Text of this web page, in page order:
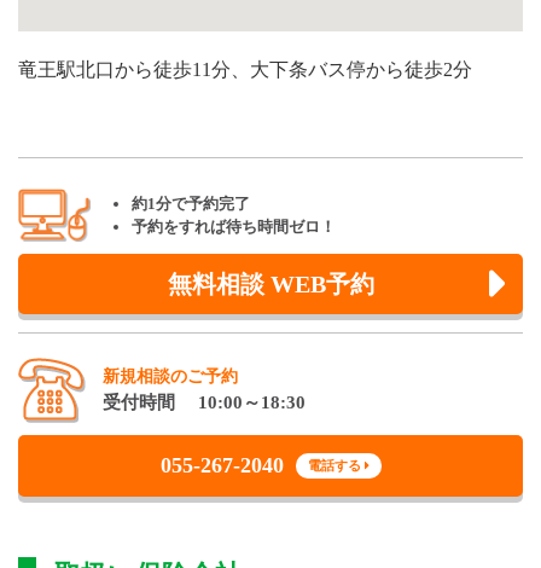
竜王駅北口から徒歩11分、大下条バス停から徒歩2分
約1分で予約完了
予約をすれば待ち時間ゼロ！
無料相談 WEB予約
新規相談のご予約
受付時間 10:00～18:30
055-267-2040 電話する